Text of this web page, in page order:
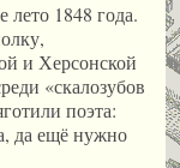
1848 года.
и Херсонской
«скалозубов
поэта:
да ещё нужно